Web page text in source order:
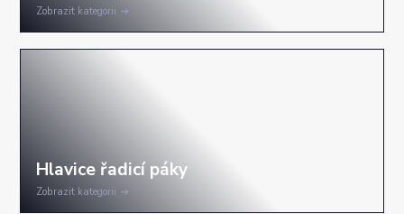
Zobrazit kategorii
Zobrazit kategorii